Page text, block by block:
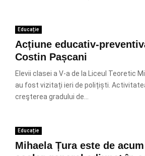
Educație
Acțiune educativ-
Costin Pașcani
Elevii clasei a V-a de la Liceul Teoretic
au fost vizitați ieri de polițiști.
creşterea gradului de...
Educație
Mihaela Țura este de